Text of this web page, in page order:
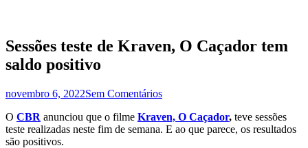
Sessões teste de Kraven, O Caçador tem
saldo positivo
novembro 6, 2022Sem Comentários
O CBR anunciou que o filme Kraven, O Caçador, teve sessões
teste realizadas neste fim de semana. E ao que parece, os resultados
são positivos.